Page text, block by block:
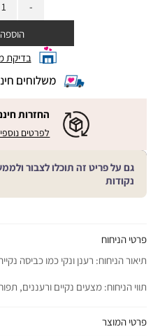
בדיקת
|משלוחים חינם
|
החזרות
לפרטים
גם על פריט זה תוכלו לצבור
נקודות
פרטי הניחוח
פרטי המוצר
תיאור הניחוח: רענן ונקי כמו כביסה
תווי הניחוח: מצעים נקיים ורעננים,